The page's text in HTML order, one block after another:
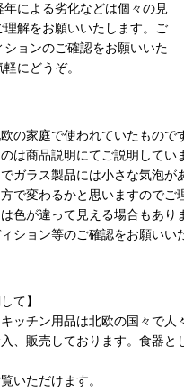
による劣化などは個々の見
解をお願いいたします。ご
ョンのご確認をお願いいた
にどうぞ。
の家庭で使われていたもの
は商品説明にてご説明して
ガラス製品には小さな気泡が
で変わるかと思いますのでご
色が違って見える場合もあ
ション等のご確認をお願い
て】
ッチン用品は北欧の国々で
、販売しております。食器
いただけます。